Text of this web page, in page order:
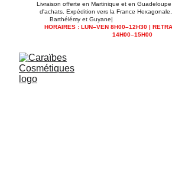
Livraison offerte en Martinique et en
d'achats. Expédition vers la France
Barthélémy et
HORAIRES : LUN–VEN 8H00–12H30 |
14H00–15H00